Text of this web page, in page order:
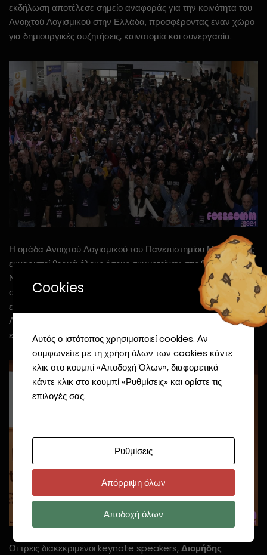
εκδήλωση αποτέλεσε σημείο αναφοράς για την κοινότητα του
Ανοιχτού Λογισμικού στην Ελλάδα, προσφέροντας έναν χώρο
για δημιουργικές συζητήσεις, καινοτομία και συνεργασία.
Η ομάδα Ανοιχτού Λογισμικού του Πανεπιστημίου Μακεδονίας
ευχαριστεί θερμά όλους όσους συμμετείχαν στις 9-10
Νοεμβρίου και συνέβαλαν στη διοργάνωση ενός δυναμικού
συνεδρίου. Το FOSSCOMM 2024 έφερε κοντά φοιτητές,
επαγγελματίες, προγραμματιστές και λάτρεις του Ανοιχτού
Λογισμικού, προσφέροντας διαδραστικά εργαστήρια,
εξαιρετικές ομιλίες και μοναδικές ευκαιρίες networking.
Οι τρεις διακεκριμένοι keynote speakers,Διομήδης
Cookies
Αυτός ο ιστότοπος χρησιμοποιεί cookies. Αν
συμφωνείτε με τη χρήση όλων των cookies κάντε
κλικ στο κουμπί «Αποδοχή Όλων», διαφορετικά
κάντε κλικ στο κουμπί «Ρυθμίσεις» και ορίστε τις
επιλογές σας.
Ρυθμίσεις
Απόρριψη όλων
Αποδοχή όλων